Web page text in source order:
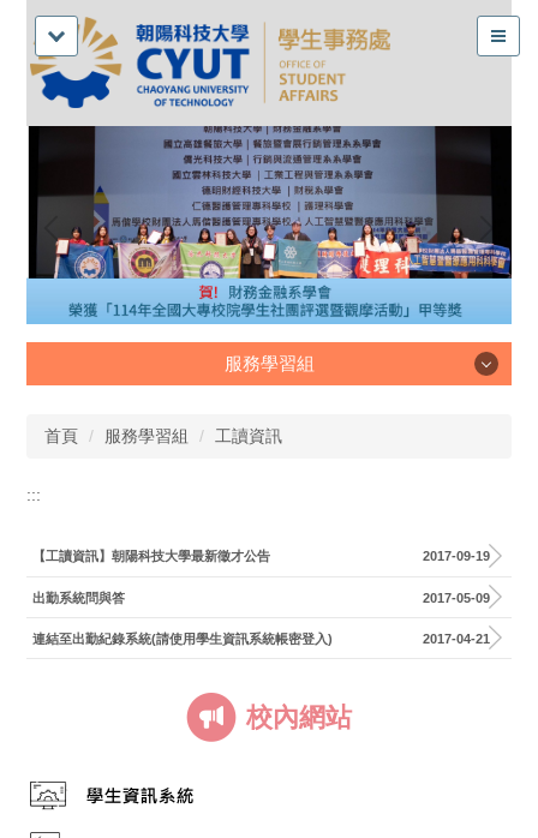
服務學習組
服務學習組
首頁 服務學習組 工讀資訊
:::
【工讀資訊】朝陽科技大學最新徵才公告 2017-09-19
出勤系統問與答 2017-05-09
連結至出勤紀錄系統(請使用學生資訊系統帳密登入) 2017-04-21
校內網站